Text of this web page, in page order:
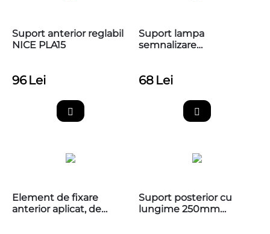
Suport anterior reglabil
NICE PLA15
96 Lei
Suport lampa
semnalizare
68 Lei
Element de fixare
anterior aplicat, de
Suport posterior cu
lungime 250mm